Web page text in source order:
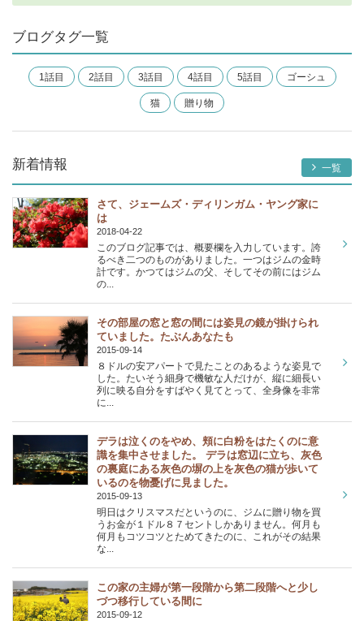
ブログタグ一覧
1話目 2話目 3話目 4話目 5話目 ゴーシュ
猫 贈り物
新着情報 一覧
さて、ジェームズ・ディリンガム・ヤング家に
は
2018-04-22
このブログ記事では、概要欄を入力しています。誇
るべき二つのものがありました。一つはジムの金時
計です。かつてはジムの父、そしてその前にはジム
の...
その部屋の窓と窓の間には姿見の鏡が掛けられ
ていました。たぶんあなたも
2015-09-14
８ドルの安アパートで見たことのあるような姿見で
した。たいそう細身で機敏な人だけが、縦に細長い
列に映る自分をすばやく見てとって、全身像を非常
に...
デラは泣くのをやめ、頬に白粉をはたくのに意
識を集中させました。 デラは窓辺に立ち、灰色
の裏庭にある灰色の塀の上を灰色の猫が歩いて
いるのを物憂げに見ました。
2015-09-13
明日はクリスマスだというのに、ジムに贈り物を買
うお金が１ドル８７セントしかありません。何月も
何月もコツコツとためてきたのに、これがその結果
な...
この家の主婦が第一段階から第二段階へと少し
づつ移行している間に
2015-09-12